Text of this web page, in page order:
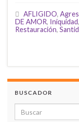
AFLIGIDO,
DE AMOR, Iniquidad,
Restauración,
BUSCADOR
Search for: